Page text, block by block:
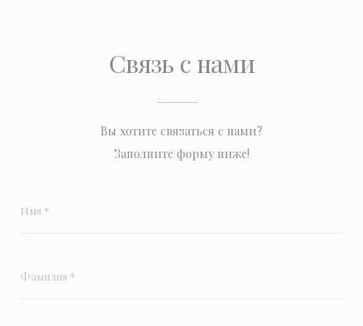
Связь с нами
Вы хотите связаться с нами?
Заполните форму ниже!